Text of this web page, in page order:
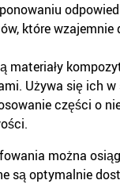
które wzajemnie
materiały
Używa się ich
części o
można
są optymalnie